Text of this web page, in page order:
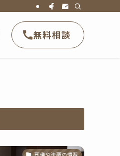
無料相談
葬儀や法要の慣習